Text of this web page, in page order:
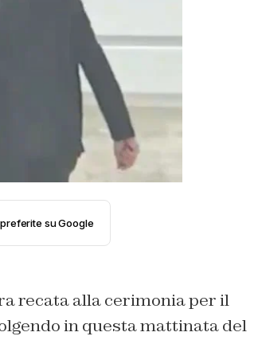
su Google
recata alla cerimonia per il
in questa mattinata del